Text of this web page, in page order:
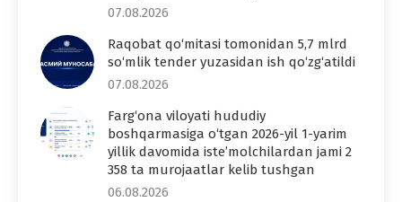
07.08.2026
Raqobat qo‘mitasi tomonidan 5,7 mlrd
so‘mlik tender yuzasidan ish qo‘zg‘atildi
07.08.2026
Farg‘ona viloyati hududiy
boshqarmasiga o‘tgan 2026-yil 1-yarim
yillik davomida iste’molchilardan jami 2
358 ta murojaatlar kelib tushgan
06.08.2026